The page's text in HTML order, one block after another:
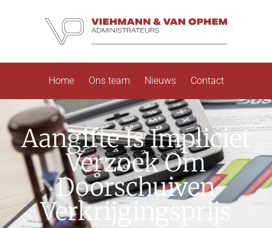
Home Ons team Nieuws Contact
Aangifte Is Impliciet
Verzoek Om
Doorschuiven
Verkrijgingsprijs